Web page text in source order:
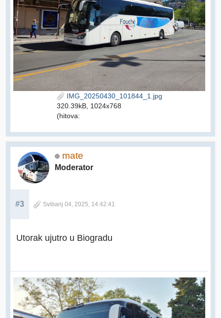
IMG_20250430_101844_1.jpg
320.39kB, 1024x768
(hitova:
mate
Moderator
#3 Svibanj 04, 2025, 14:42:41
Utorak ujutro u Biogradu